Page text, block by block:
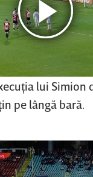
lui Simion
pe lângă bară.